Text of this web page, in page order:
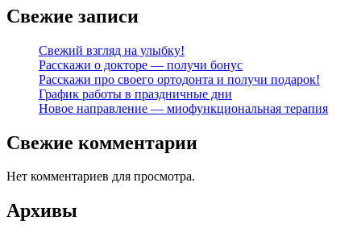
Свежие записи
Свежий взгляд на улыбку!
Расскажи о докторе — получи бонус
Расскажи про своего ортодонта и получи подарок!
График работы в праздничные дни
Новое направление — миофункциональная терапия
Свежие комментарии
Нет комментариев для просмотра.
Архивы